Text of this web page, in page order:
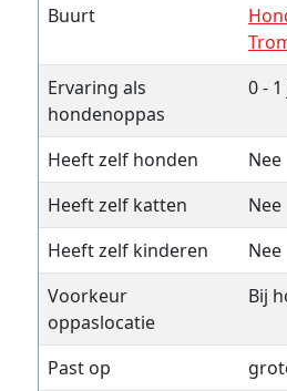
Buurt
Ervaring als
hondenoppas
0 -
Heeft zelf honden
Nee
Heeft zelf katten
Nee
Heeft zelf kinderen
Nee
Voorkeur
oppaslocatie
Bij
Past op